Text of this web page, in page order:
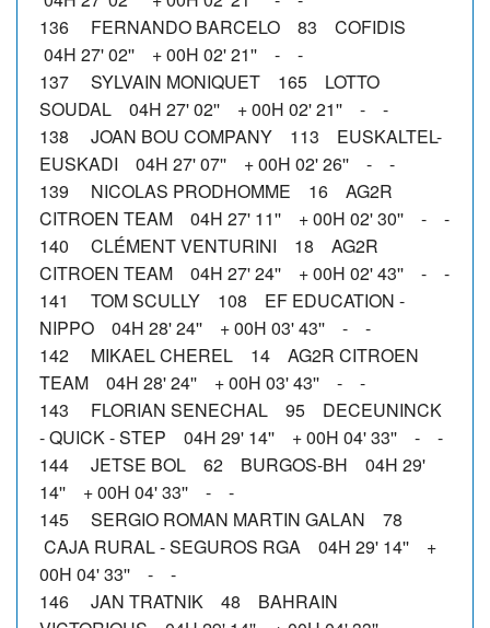
136 FERNANDO BARCELO 83 COFIDIS
04H 27' 02'' + 00H 02' 21'' - -
137 SYLVAIN MONIQUET 165 LOTTO
SOUDAL 04H 27' 02'' + 00H 02' 21'' - -
138 JOAN BOU COMPANY 113 EUSKALTEL-
EUSKADI 04H 27' 07'' + 00H 02' 26'' - -
139 NICOLAS PRODHOMME 16 AG2R
CITROEN TEAM 04H 27' 11'' + 00H 02' 30'' - -
140 CLÉMENT VENTURINI 18 AG2R
CITROEN TEAM 04H 27' 24'' + 00H 02' 43'' - -
141 TOM SCULLY 108 EF EDUCATION -
NIPPO 04H 28' 24'' + 00H 03' 43'' - -
142 MIKAEL CHEREL 14 AG2R CITROEN
TEAM 04H 28' 24'' + 00H 03' 43'' - -
143 FLORIAN SENECHAL 95 DECEUNINCK
- QUICK - STEP 04H 29' 14'' + 00H 04' 33'' - -
144 JETSE BOL 62 BURGOS-BH 04H 29'
14'' + 00H 04' 33'' - -
145 SERGIO ROMAN MARTIN GALAN 78
CAJA RURAL - SEGUROS RGA 04H 29' 14'' +
00H 04' 33'' - -
146 JAN TRATNIK 48 BAHRAIN